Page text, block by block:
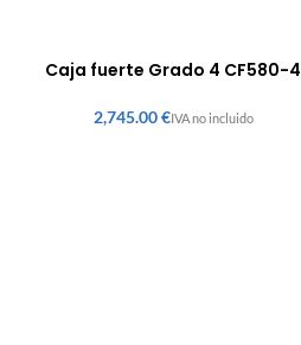
Caja fuerte Grado 4 CF580-4
€